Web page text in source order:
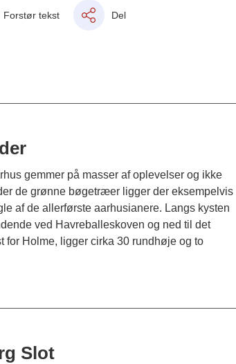
Forstør tekst Del
gemmer på masser af oplevelser og ikke
de grønne bøgetræer ligger der eksempelvis
af de allerførste aarhusianere. Langs kysten
ved Havreballeskoven og ned til det
for Holme, ligger cirka 30 rundhøje og to
Slot